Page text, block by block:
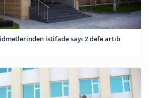
istifadə sayı 2 dəfə artıb